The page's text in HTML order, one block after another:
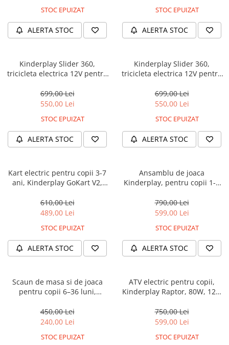
STOC EPUIZAT
ALERTA STOC
STOC EPUIZAT
ALERTA STOC
Kinderplay Slider 360,
tricicleta electrica 12V pentru
699,00 Lei
550,00 Lei
STOC EPUIZAT
ALERTA STOC
Kinderplay Slider 360,
tricicleta electrica 12V pentru
699,00 Lei
550,00 Lei
STOC EPUIZAT
ALERTA STOC
Kart electric pentru copii 3-7
ani, Kinderplay GoKart V2,
parental, bluetooth, pliabil,
alb
610,00 Lei
489,00 Lei
STOC EPUIZAT
ALERTA STOC
Ansamblu de joaca
Kinderplay, pentru copii 1-4
tobogan, piscina cu bile, cos
baschet, verde
790,00 Lei
599,00 Lei
STOC EPUIZAT
ALERTA STOC
Scaun de masa si de joaca
pentru copii 6–36 luni,
tava detasabila, centura de
siguranta, bej
450,00 Lei
240,00 Lei
STOC EPUIZAT
ATV electric pentru copii,
Kinderplay Raptor, 80W, 12V,
negru
750,00 Lei
599,00 Lei
STOC EPUIZAT